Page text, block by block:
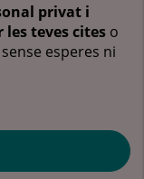
privat i
teves cites o
sense esperes ni